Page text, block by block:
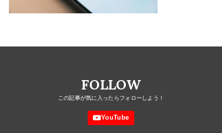
FOLLOW